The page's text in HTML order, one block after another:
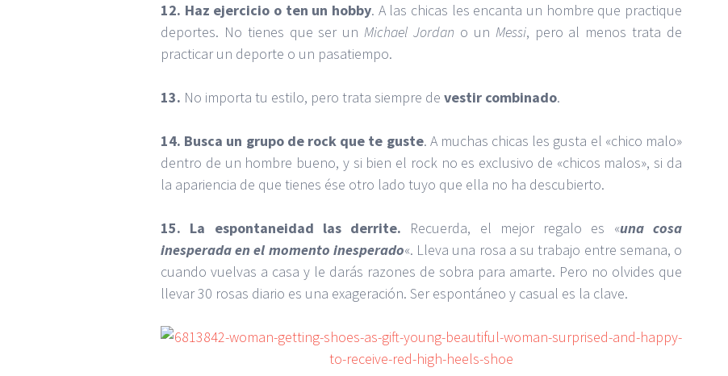
12. Haz ejercicio o ten un hobby. A las chicas les encanta un hombre que practique
deportes. No tienes que ser unMichael Jordan o un Messi, pero al menos trata de
practicar un deporte o un pasatiempo.
13. No importa tu estilo, pero trata siempre de vestir combinado.
14. Busca un grupo de rock que te guste. A muchas chicas les gusta el «chico malo»
dentro de un hombre bueno, y si bien el rock no es exclusivo de «chicos malos», si da
la apariencia de que tienes ése otro lado tuyo que ella no ha descubierto.
15. La espontaneidad las derrite. Recuerda, el mejor regalo es «una cosa
inesperada en el momento inesperado«. Lleva una rosa a su trabajo entre semana, o
cuando vuelvas a casa y le darás razones de sobra para amarte. Pero no olvides que
llevar 30 rosas diario es una exageración. Ser espontáneo y casual es la clave.